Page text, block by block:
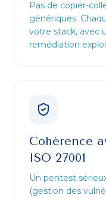
Pas de copier-
génériques.
votre stack, avec
remédiation
Cohérence
ISO 27001
Un pentest
(gestion des